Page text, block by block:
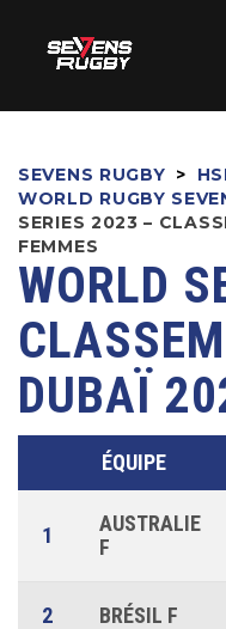
SEVENS RUGBY >
WORLD RUGBY
SERIES 2023 –
FEMMES
WORLD
DUBAÏ
ÉQUIPE
1
AUSTRALIE
F
2 BRÉSIL F